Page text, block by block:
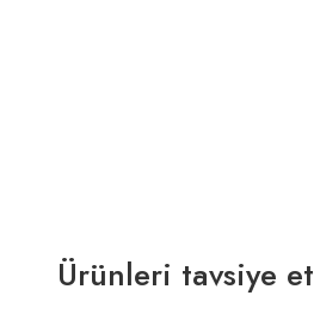
Ürünleri tavsiye et